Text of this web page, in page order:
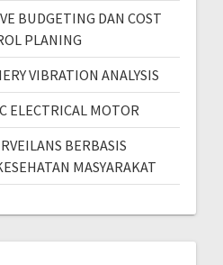
BUDGETING DAN COST
PLANING
VIBRATION ANALYSIS
ELECTRICAL MOTOR
BERBASIS
MASYARAKAT